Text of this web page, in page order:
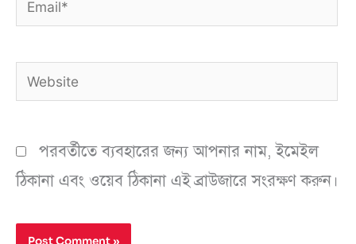
Website
পরবর্তীতে ব্যবহারের জন্য আপনার নাম, ইমেইল
ঠিকানা এবং ওয়েব ঠিকানা এই ব্রাউজারে সংরক্ষণ করুন।